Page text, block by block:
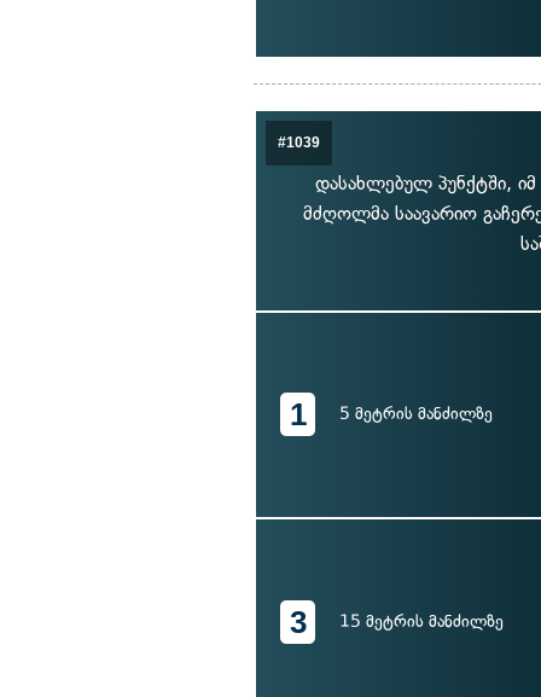
#1039
დასახლებულ პუნქტში,
მძღოლმა საავარიო
1 5 მეტრის მანძილზე
3 15 მეტრის მანძილზე